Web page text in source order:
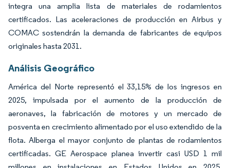
integra una amplia lista de materiales de rodamientos
certificados. Las aceleraciones de producción en Airbus y
COMAC sostendrán la demanda de fabricantes de equipos
originales hasta 2031.
Análisis Geográfico
América del Norte representó el 33,15% de los ingresos en
2025, impulsada por el aumento de la producción de
aeronaves, la fabricación de motores y un mercado de
posventa en crecimiento alimentado por el uso extendido de la
flota. Alberga el mayor conjunto de plantas de rodamientos
certificadas. GE Aerospace planea invertir casi USD 1 mil